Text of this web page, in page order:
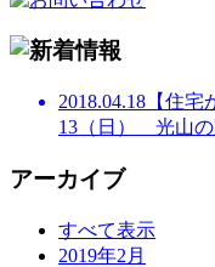
2018.04.18 【住宅
13（日） 光山の
アーカイブ
すべて表示
2019年2月